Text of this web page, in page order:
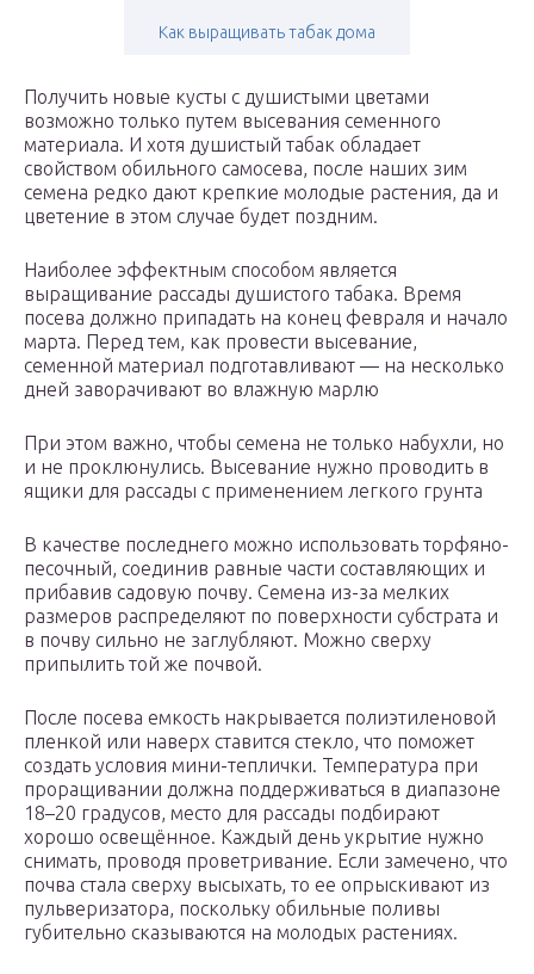
Как выращивать табак дома
Получить новые кусты с душистыми цветами
возможно только путем высевания семенного
материала. И хотя душистый табак обладает
свойством обильного самосева, после наших зим
семена редко дают крепкие молодые растения, да и
цветение в этом случае будет поздним.
Наиболее эффектным способом является
выращивание рассады душистого табака. Время
посева должно припадать на конец февраля и начало
марта. Перед тем, как провести высевание,
семенной материал подготавливают — на несколько
дней заворачивают во влажную марлю
При этом важно, чтобы семена не только набухли, но
и не проклюнулись. Высевание нужно проводить в
ящики для рассады с применением легкого грунта
В качестве последнего можно использовать торфяно-
песочный, соединив равные части составляющих и
прибавив садовую почву. Семена из-за мелких
размеров распределяют по поверхности субстрата и
в почву сильно не заглубляют. Можно сверху
припылить той же почвой.
После посева емкость накрывается полиэтиленовой
пленкой или наверх ставится стекло, что поможет
создать условия мини-теплички. Температура при
проращивании должна поддерживаться в диапазоне
18–20 градусов, место для рассады подбирают
хорошо освещённое. Каждый день укрытие нужно
снимать, проводя проветривание. Если замечено, что
почва стала сверху высыхать, то ее опрыскивают из
пульверизатора, поскольку обильные поливы
губительно сказываются на молодых растениях.